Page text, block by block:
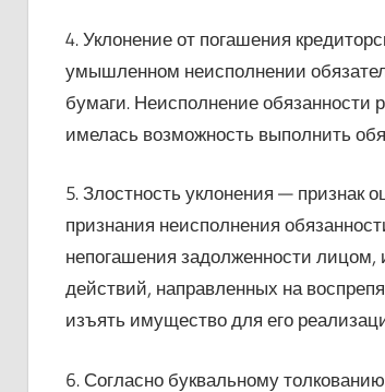
4. Уклонение от погашения
умышленном неисполнении
бумаги. Неисполнение обязанности
имелась возможность выполнить
5. Злостность уклонения — признак
признания неисполнения
непогашения задолженности
действий, направленных на
изъять имущество для его
6. Согласно буквальному